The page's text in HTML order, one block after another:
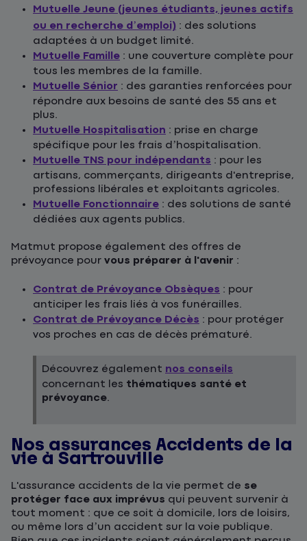
Mutuelle Jeune (jeunes étudiants, jeunes actifs
ou en recherche d’emploi) : des solutions
adaptées à un budget limité.
Mutuelle Famille : une couverture complète pour
tous les membres de la famille.
Mutuelle Sénior : des garanties renforcées pour
répondre aux besoins de santé des 55 ans et
plus.
Mutuelle Hospitalisation : prise en charge
spécifique pour les frais d’hospitalisation.
Mutuelle TNS pour indépendants : pour les
artisans, commerçants, dirigeants d'entreprise,
professions libérales et exploitants agricoles.
Mutuelle Fonctionnaire : des solutions de santé
dédiées aux agents publics.
Matmut propose également des offres de
prévoyance pour vous préparer à l'avenir :
Contrat de Prévoyance Obsèques : pour
anticiper les frais liés à vos funérailles.
Contrat de Prévoyance Décès : pour protéger
vos proches en cas de décès prématuré.
Découvrez également nos conseils
concernant les thématiques santé et
prévoyance.
Nos assurances Accidents de la
vie à Sartrouville
L'assurance accidents de la vie permet de se
protéger face aux imprévus qui peuvent survenir à
tout moment : que ce soit à domicile, lors de loisirs,
ou même lors d’un accident sur la voie publique.